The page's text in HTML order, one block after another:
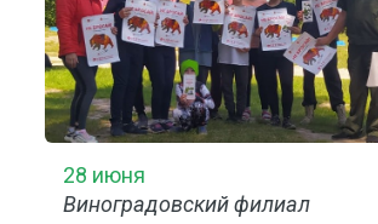
28 июня
Виноградовский филиал